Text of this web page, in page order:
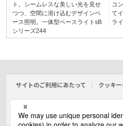
ト。シームレスな美しい光を見せ
つつ、空間に溶け込むデザインベ
ース照明。一体型ベースライトsB
シリーズ244
コ
て
ラ
サイトのご利用にあたって クッキ
© Panasonic Electric